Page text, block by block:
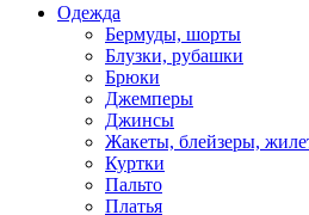
Одежда
Бермуды, шорты
Блузки, рубашки
Брюки
Джемперы
Джинсы
Жакеты, блейзеры,
Куртки
Пальто
Платья